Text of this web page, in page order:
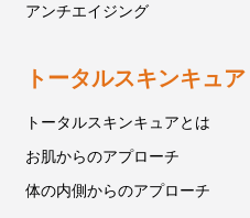
アンチエイジング
トータルスキンキュア
トータルスキンキュアとは
お肌からのアプローチ
体の内側からのアプローチ